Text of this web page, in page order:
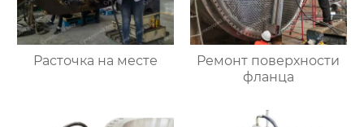
Расточка на месте
Ремонт поверхности
фланца